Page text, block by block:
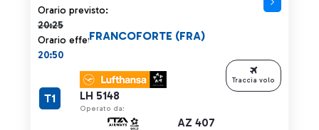
Orario previsto:
20:25
Orario previsto 20:25 barrato
Orario effettivo:
20:50
LH 5148
Operato da:
AZ 407
FRANCOFORTE (FRA)
T1
Traccia volo